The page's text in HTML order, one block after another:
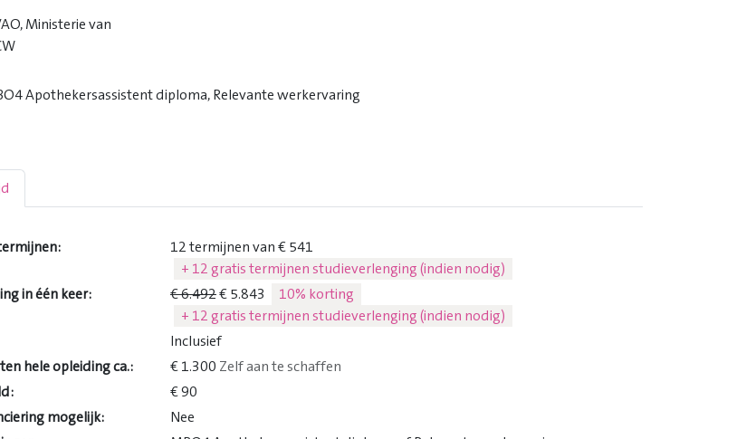
Ministerie van
Apothekersassistent diploma, Relevante werkervaring
12 termijnen van € 541
+ 12 gratis termijnen studieverlenging (indien nodig)
in één keer:
€ 6.492€ 5.843
10% korting
+ 12 gratis termijnen studieverlenging (indien nodig)
Inclusief
hele opleiding ca.:
€ 1.300 Zelf aan te schaffen
€ 90
mogelijk:
Nee